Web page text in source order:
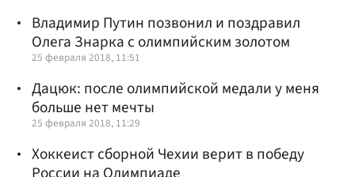
Владимир Путин позвонил и поздравил
Олега Знарка с олимпийским золотом‍
25 февраля 2018, 11:51
Дацюк: после олимпийской медали у меня
больше нет мечты
25 февраля 2018, 11:29
Хоккеист сборной Чехии верит в победу